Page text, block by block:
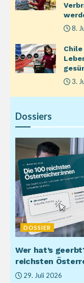
8.
3.
Dossiers
DOSSIER
Wer hat’s
reichsten
29. Juli 2026